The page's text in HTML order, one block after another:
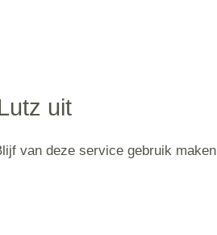
uit
van deze service gebruik maken